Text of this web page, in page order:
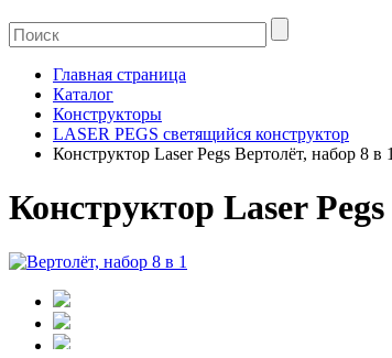
Главная страница
Каталог
Конструкторы
LASER PEGS светящийся конструктор
Конструктор Laser Pegs Вертолёт, набор 8 в 1
Конструктор Laser